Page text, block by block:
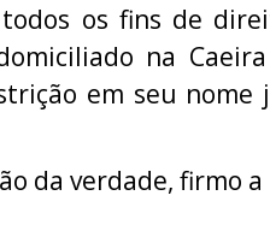
todos os fins de
na
em seu nome
da verdade, firmo